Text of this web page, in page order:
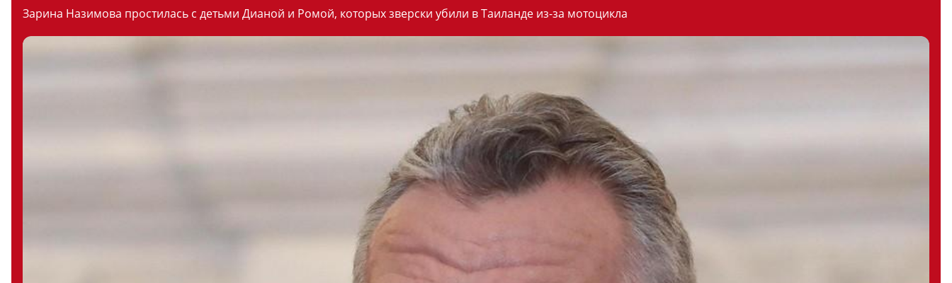
Зарина Назимова простилась с детьми Дианой и Ромой, которых зверски убили в Таиланде из-за мотоцикла